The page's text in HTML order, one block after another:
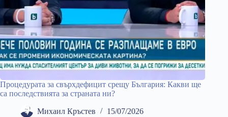
Процедурата за свърхдефицит срещу България: Какви ще
са последствията за страната ни?
Михаил Кръстев 15/07/2026